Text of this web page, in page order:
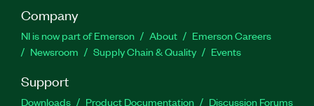
Company
NI is now part of Emerson About
Emerson Careers
Newsroom
Supply Chain & Quality Events
Support
Downloads Product Documentation
Discussion Forums